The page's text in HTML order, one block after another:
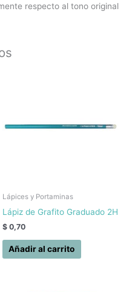
respecto al tono original
Lápices y Portaminas
Lápiz de Grafito Graduado 2H
$ 0,70
Añadir al carrito